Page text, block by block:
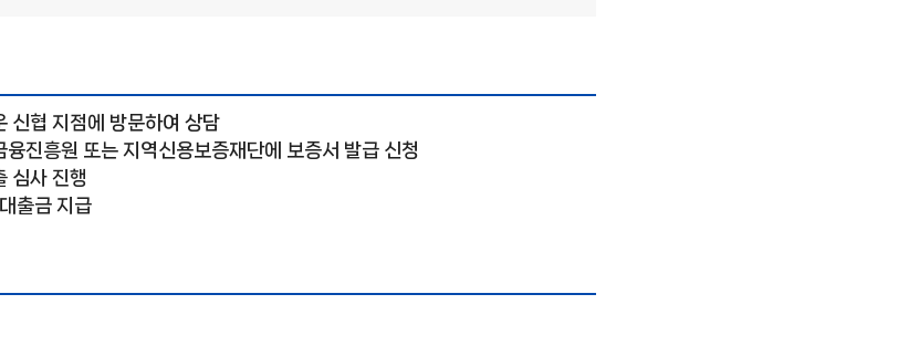
신협 지점에 방문하여 상담
융진흥원 또는 지역신용보증재단에 보증서 발급 신청
심사 진행
출금 지급